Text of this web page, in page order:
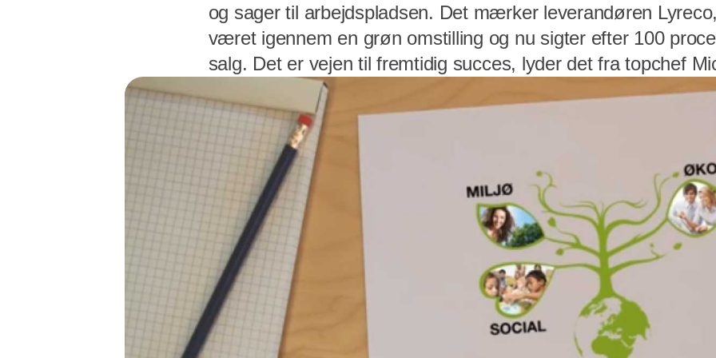
og sager til arbejdspladsen. Det mærker leverandøren
været igennem en grøn omstilling og nu sigter efter 100
salg. Det er vejen til fremtidig succes, lyder det fra topchef